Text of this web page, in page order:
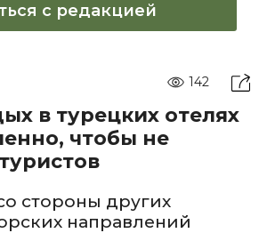
с редакцией
142
в турецких отелях
чтобы не
стороны других
направлений